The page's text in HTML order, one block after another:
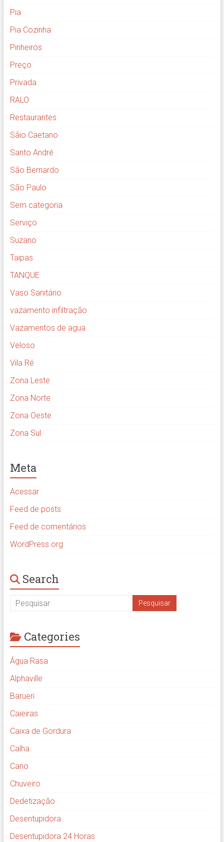
Pia
Pia Cozinha
Pinheiros
Preço
Privada
RALO
Restaurantes
Sãio Caetano
Santo André
São Bernardo
São Paulo
Sem categoria
Serviço
Suzano
Taipas
TANQUE
Vaso Sanitário
vazamento infiltração
Vazamentos de agua
Veloso
Vila Ré
Zona Leste
Zona Norte
Zona Oeste
Zona Sul
Meta
Acessar
Feed de posts
Feed de comentários
WordPress.org
Search
Categories
Água Rasa
Alphaville
Barueri
Caieiras
Caixa de Gordura
Calha
Cano
Chuveiro
Dedetização
Desentupidora
Desentupidora 24 Horas